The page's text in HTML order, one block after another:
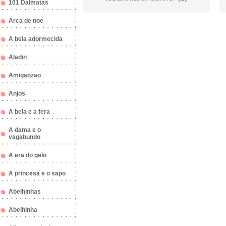
101 Dalmatas
Arca de noe
A bela adormecida
Aladin
Amigaozao
Anjos
A bela e a fera
A dama e o
vagabundo
A era do gelo
A princesa e o sapo
Abelhinhas
Abelhinha